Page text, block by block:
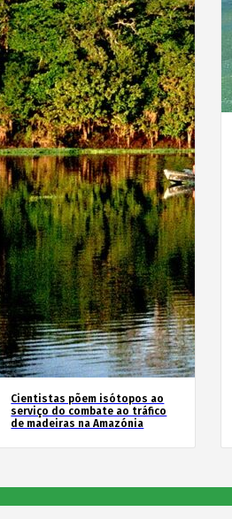
Cientistas põem isótopos ao
serviço do combate ao tráfico
de madeiras na Amazónia